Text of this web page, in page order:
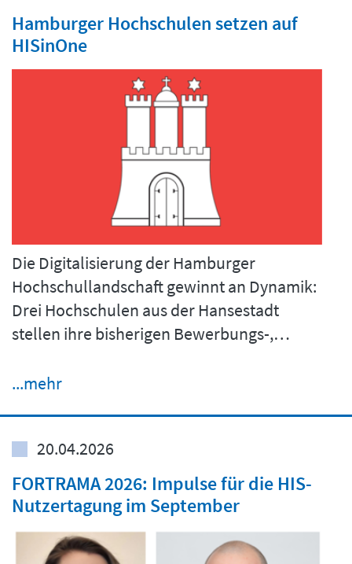
Hamburger Hochschulen setzen auf
HISinOne
Die Digitalisierung der Hamburger
Hochschullandschaft gewinnt an Dynamik:
Drei Hochschulen aus der Hansestadt
stellen ihre bisherigen Bewerbungs-,…
...mehr
20.04.2026
FORTRAMA 2026: Impulse für die HIS-
Nutzertagung im September